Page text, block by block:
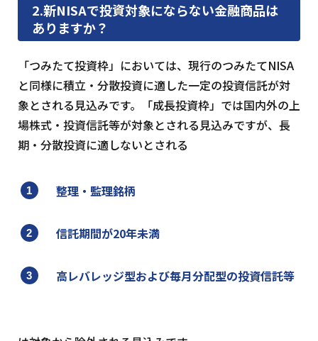
2.新NISAで投資対象にならない金融商品は
ありますか？
「つみたて投資枠」においては、現行のつみたてNISA
と同様に積立・分散投資に適した一定の投資信託が対
象とされる見込みです。「成長投資枠」では国内外の上
場株式・投資信託等が対象とされる見込みですが、長
期・分散投資に適しないとされる
整理・監理銘柄
信託期間が20年未満
高レバレッジ型および毎月分配型の投資信託等